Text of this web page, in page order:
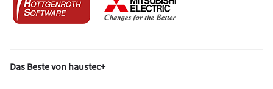
Das Beste von haustec+